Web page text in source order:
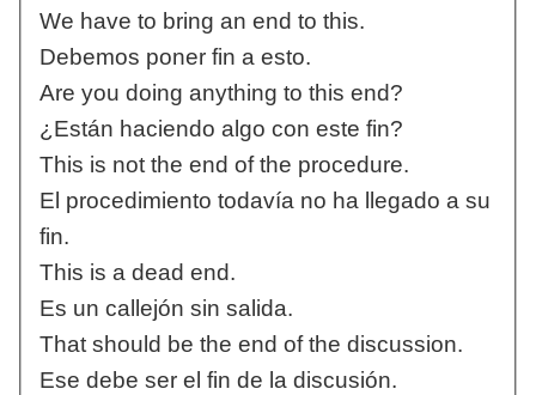
We have to bring an end to this.
Debemos poner fin a esto.
Are you doing anything to this end?
¿Están haciendo algo con este fin?
This is not the end of the procedure.
El procedimiento todavía no ha llegado a su
fin.
This is a dead end.
Es un callejón sin salida.
That should be the end of the discussion.
Ese debe ser el fin de la discusión.